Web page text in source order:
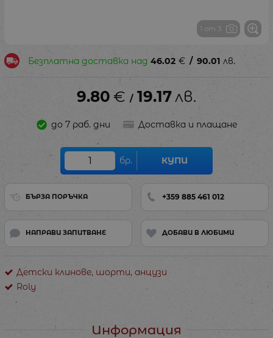
1 от 3
Безплатна доставка над 46.02 € / 90.01 лв.
9.80 € / 19.17 лв.
до 7 раб. дни Доставка и плащане
бр. КУПИ
БЪРЗА ПОРЪЧКА +359 885 461 012
НАПРАВИ ЗАПИТВАНЕ ДОБАВИ В ЛЮБИМИ
Детски клинове, шорти, анцузи
Roly
Информация